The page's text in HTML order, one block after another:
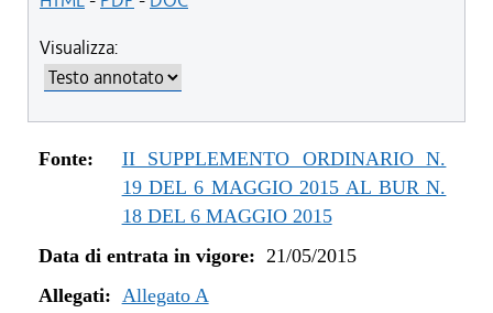
dal 01/01/2023 al 06/03/2023
dal 09/08/2022 al 31/12/2022
dal 14/06/2022 al 08/08/2022
dal 06/11/2021 al 31/12/2021
dal 12/08/2021 al 05/11/2021
dal 20/05/2021 al 11/08/2021
dal 11/08/2020 al 31/12/2020
dal 02/07/2020 al 10/08/2020
Visualizza:
Fonte:
II SUPPLEMENTO ORDINARIO N.
19 DEL 6 MAGGIO 2015 AL BUR N.
18 DEL 6 MAGGIO 2015
Data di entrata in vigore: 21/05/2015
Allegati: Allegato A